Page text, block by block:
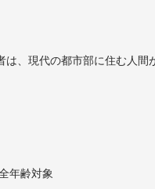
、現代の都市部に住む人間
年齢対象